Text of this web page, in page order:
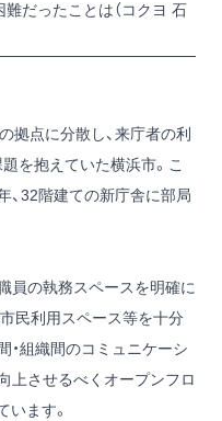
だったことは（コクヨ 石
拠点に分散し、来庁者の利
を抱えていた横浜市。こ
、32階建ての新庁舎に部局
員の執務スペースを明確に
民利用スペース等を十分
・組織間のコミュニケーシ
上させるべくオープンフロ
います。